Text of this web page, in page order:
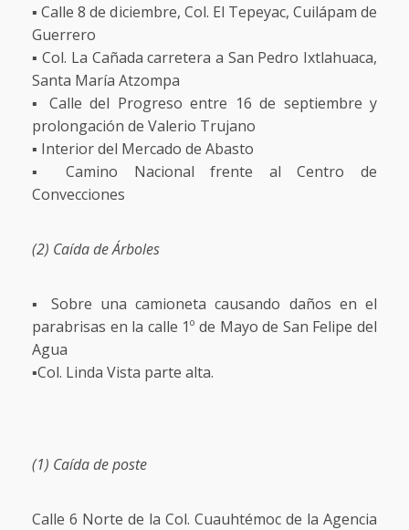
▪️ Calle 8 de diciembre, Col. El Tepeyac, Cuilápam de
Guerrero
▪️ Col. La Cañada carretera a San Pedro Ixtlahuaca,
Santa María Atzompa
▪️ Calle del Progreso entre 16 de septiembre y
prolongación de Valerio Trujano
▪️ Interior del Mercado de Abasto
▪️ Camino Nacional frente al Centro de
Convecciones
(2) Caída de Árboles
▪️ Sobre una camioneta causando daños en el
parabrisas en la calle 1º de Mayo de San Felipe del
Agua
▪️Col. Linda Vista parte alta.
(1) Caída de poste
Calle 6 Norte de la Col. Cuauhtémoc de la Agencia